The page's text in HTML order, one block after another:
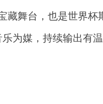
藏舞台，也是世界
为媒，持续输出有